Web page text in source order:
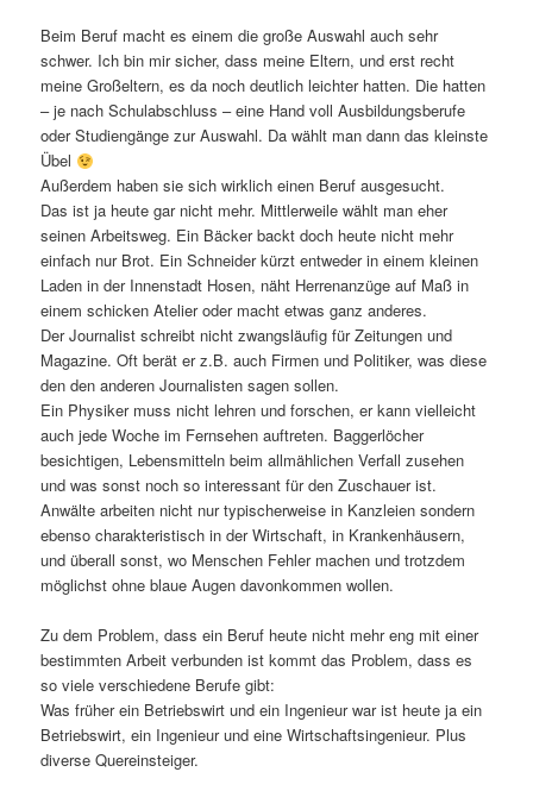
Beim Beruf macht es einem die große Auswahl auch sehr
schwer. Ich bin mir sicher, dass meine Eltern, und erst recht
meine Großeltern, es da noch deutlich leichter hatten. Die hatten
– je nach Schulabschluss – eine Hand voll Ausbildungsberufe
oder Studiengänge zur Auswahl. Da wählt man dann das kleinste
Übel
Außerdem haben sie sich wirklich einen Beruf ausgesucht.
Das ist ja heute gar nicht mehr. Mittlerweile wählt man eher
seinen Arbeitsweg. Ein Bäcker backt doch heute nicht mehr
einfach nur Brot. Ein Schneider kürzt entweder in einem kleinen
Laden in der Innenstadt Hosen, näht Herrenanzüge auf Maß in
einem schicken Atelier oder macht etwas ganz anderes.
Der Journalist schreibt nicht zwangsläufig für Zeitungen und
Magazine. Oft berät er z.B. auch Firmen und Politiker, was diese
den den anderen Journalisten sagen sollen.
Ein Physiker muss nicht lehren und forschen, er kann vielleicht
auch jede Woche im Fernsehen auftreten. Baggerlöcher
besichtigen, Lebensmitteln beim allmählichen Verfall zusehen
und was sonst noch so interessant für den Zuschauer ist.
Anwälte arbeiten nicht nur typischerweise in Kanzleien sondern
ebenso charakteristisch in der Wirtschaft, in Krankenhäusern,
und überall sonst, wo Menschen Fehler machen und trotzdem
möglichst ohne blaue Augen davonkommen wollen.
Zu dem Problem, dass ein Beruf heute nicht mehr eng mit einer
bestimmten Arbeit verbunden ist kommt das Problem, dass es
so viele verschiedene Berufe gibt:
Was früher ein Betriebswirt und ein Ingenieur war ist heute ja ein
Betriebswirt, ein Ingenieur und eine Wirtschaftsingenieur. Plus
diverse Quereinsteiger.